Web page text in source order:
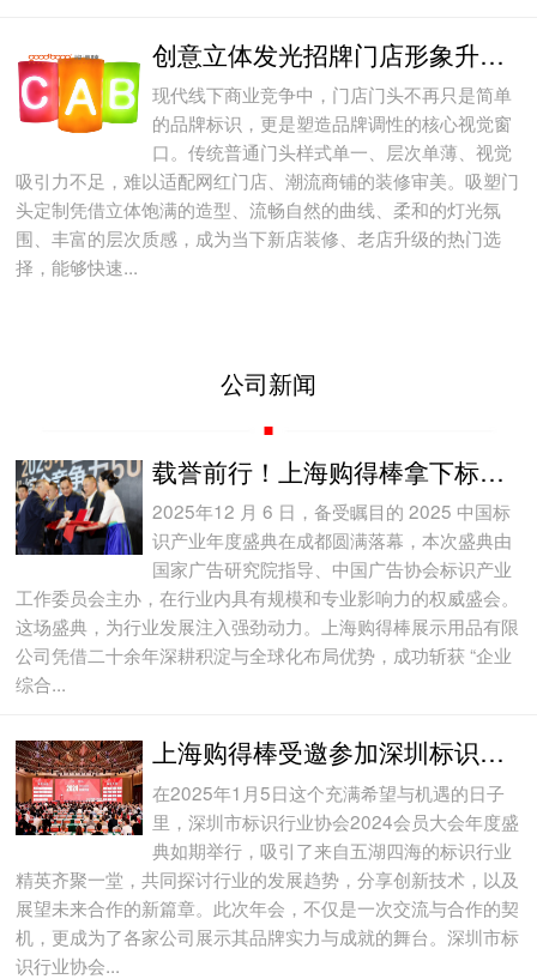
创意立体发光招牌门店形象升级方案
现代线下商业竞争中，门店门头不再只是简单
的品牌标识，更是塑造品牌调性的核心视觉窗
口。传统普通门头样式单一、层次单薄、视觉
吸引力不足，难以适配网红门店、潮流商铺的装修审美。吸塑门
头定制凭借立体饱满的造型、流畅自然的曲线、柔和的灯光氛
围、丰富的层次质感，成为当下新店装修、老店升级的热门选
择，能够快速...
公司新闻
载誉前行！上海购得棒拿下标识产业 50 强，共庆2025中国标识产业年度盛典圆满落幕！
2025年12 月 6 日，备受瞩目的 2025 中国标
识产业年度盛典在成都圆满落幕，本次盛典由
国家广告研究院指导、中国广告协会标识产业
工作委员会主办，在行业内具有规模和专业影响力的权威盛会。
这场盛典，为行业发展注入强劲动力。上海购得棒展示用品有限
公司凭借二十余年深耕积淀与全球化布局优势，成功斩获 “企业
综合...
上海购得棒受邀参加深圳标识行业协会2024会员大会，庆圆满成功！
在2025年1月5日这个充满希望与机遇的日子
里，深圳市标识行业协会2024会员大会年度盛
典如期举行，吸引了来自五湖四海的标识行业
精英齐聚一堂，共同探讨行业的发展趋势，分享创新技术，以及
展望未来合作的新篇章。此次年会，不仅是一次交流与合作的契
机，更成为了各家公司展示其品牌实力与成就的舞台。深圳市标
识行业协会...